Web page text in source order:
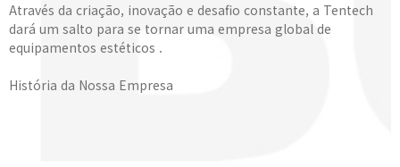
Através da criação, inovação e desafio constante, a Tentech
dará um salto para se tornar uma empresa global de
equipamentos estéticos .
História da Nossa Empresa